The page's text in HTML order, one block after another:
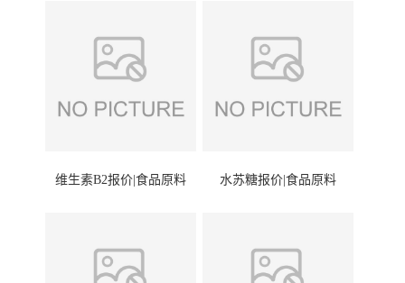
维生素B2报价|食品原料 水苏糖报价|食品原料